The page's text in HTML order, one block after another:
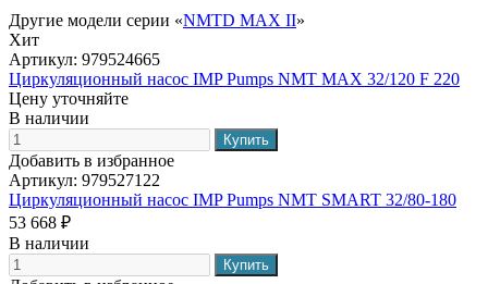
Другие модели серии «NMTD MAX II»
Хит
Артикул: 979524665
Циркуляционный насос IMP Pumps NMT MAX 32/120 F 220
Цену уточняйте
В наличии
Добавить в избранное
Артикул: 979527122
Циркуляционный насос IMP Pumps NMT SMART 32/80-180
53 668 ₽
В наличии